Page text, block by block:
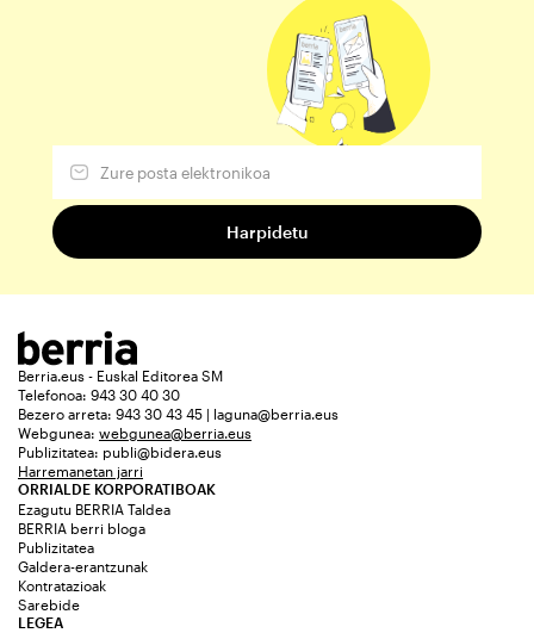
Berria.eus - Euskal Editorea SM
Telefonoa: 943 30 40 30
Bezero arreta: 943 30 43 45 | laguna@berria.eus
Webgunea: webgunea@berria.eus
Publizitatea: publi@bidera.eus
Harremanetan jarri
ORRIALDE KORPORATIBOAK
Ezagutu BERRIA Taldea
BERRIA berri bloga
Publizitatea
Galdera-erantzunak
Kontratazioak
Sarebide
LEGEA